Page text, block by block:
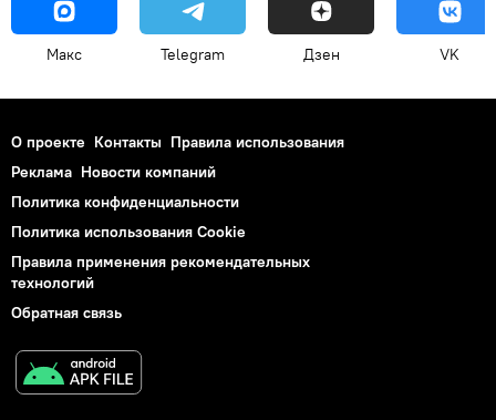
Макс Telegram Дзен VK
О проекте Контакты Правила использования
Реклама Новости компаний
Политика конфиденциальности
Политика использования Cookie
Правила применения рекомендательных
технологий
Обратная связь